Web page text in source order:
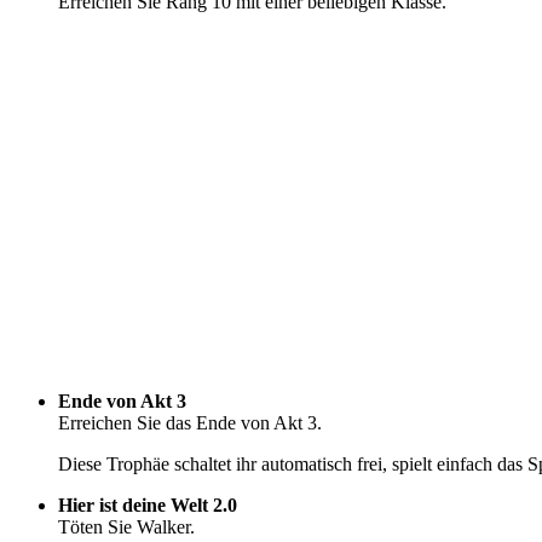
Ende von Akt 3
Erreichen Sie das Ende von Akt 3.
Diese Trophäe schaltet ihr automatisch frei, spielt einfach das
Hier ist deine Welt 2.0
Töten Sie Walker.